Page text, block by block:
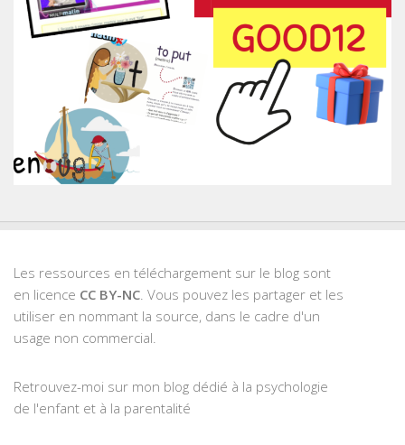
Les ressources en téléchargement sur le blog sont
en licence CC BY-NC . Vous pouvez les partager et les
utiliser en nommant la source, dans le cadre d'un
usage non commercial.
Retrouvez-moi sur mon blog dédié à la psychologie
de l'enfant et à la parentalité